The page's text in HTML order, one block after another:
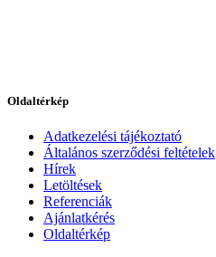
Oldaltérkép
Adatkezelési tájékoztató
Általános szerződési feltételek
Hírek
Letöltések
Referenciák
Ajánlatkérés
Oldaltérkép